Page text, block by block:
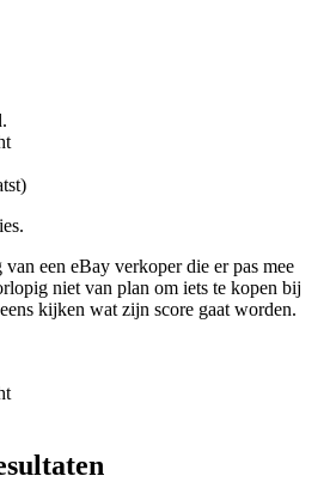
een eBay verkoper die er pas mee
niet van plan om iets te kopen bij
kijken wat zijn score gaat worden.